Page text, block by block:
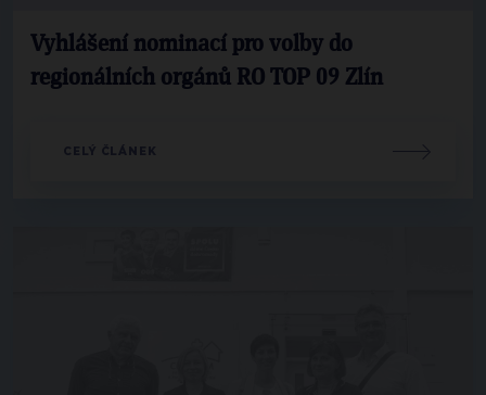
Vyhlášení nominací pro volby do
regionálních orgánů RO TOP 09 Zlín
CELÝ ČLÁNEK